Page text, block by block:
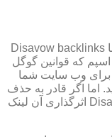
گوگل در صفحه معرفی و آموزش نحوه کار با Disavow backlinks
که قوانین گوگل
برای وب سایت شما
اما اگر قادر به حذف
آنها نبودید می توانید بواسطه ابزار Disavow links اثرگذاری آن لینک